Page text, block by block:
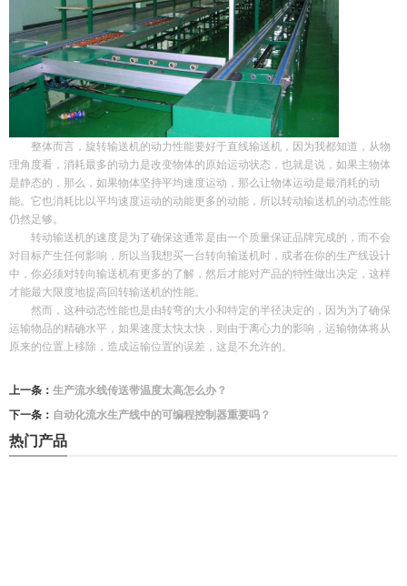
整体而言，旋转输送机的动力性能要好于直线输送机，因为我都知道，从物
理角度看，消耗最多的动力是改变物体的原始运动状态，也就是说，如果主物体
是静态的，那么，如果物体坚持平均速度运动，那么让物体运动是最消耗的动
能。它也消耗比以平均速度运动的动能更多的动能，所以转动输送机的动态性能
仍然足够。
转动输送机的速度是为了确保这通常是由一个质量保证品牌完成的，而不会
对目标产生任何影响，所以当我想买一台转向输送机时，或者在你的生产线设计
中，你必须对转向输送机有更多的了解，然后才能对产品的特性做出决定，这样
才能最大限度地提高回转输送机的性能。
然而，这种动态性能也是由转弯的大小和特定的半径决定的，因为为了确保
运输物品的精确水平，如果速度太快太快，则由于离心力的影响，运输物体将从
原来的位置上移除，造成运输位置的误差，这是不允许的。
上一条： 生产流水线传送带温度太高怎么办？
下一条： 自动化流水生产线中的可编程控制器重要吗？
热门产品